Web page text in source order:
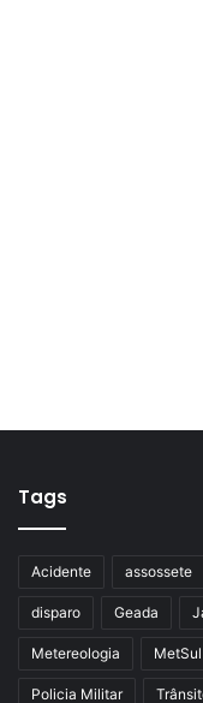
Tags
Acidente assossete
disparo Geada
Metereologia MetSul
Policia Militar